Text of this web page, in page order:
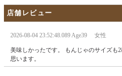
店舗レビュー
2026-08-04 23:52:48.089 Age39 女性
美味しかったです。 もんじゃのサイズも
思います。